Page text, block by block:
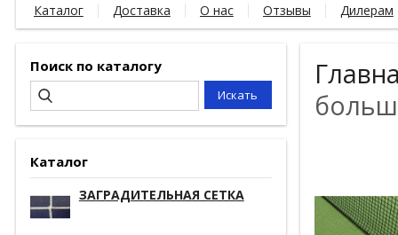
Каталог Доставка О нас Отзывы Дилерам
Поиск по каталогу
Каталог
ЗАГРАДИТЕЛЬНАЯ СЕТКА